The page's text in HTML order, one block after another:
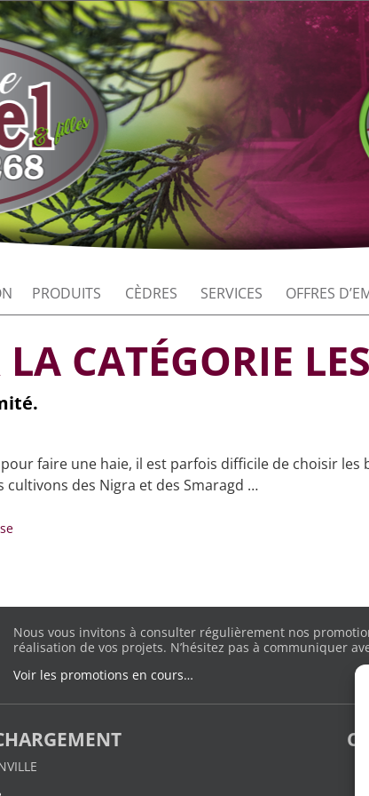
PRODUITS CÈDRES SERVICES OFFRES
CATÉGORIE
faire une haie, il est parfois difficile de choisir les
cultivons des Nigra et des Smaragd …
Nous vous invitons à consulter régulièrement nos
réalisation de vos projets. N’hésitez pas à communiquer
Voir les promotions en cours…